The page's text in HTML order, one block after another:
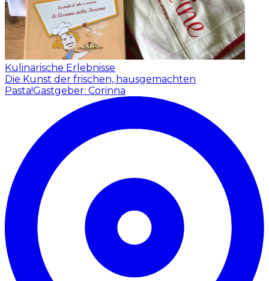
Kulinarische Erlebnisse
Die Kunst der frischen, hausgemachten
Pasta!Gastgeber: Corinna